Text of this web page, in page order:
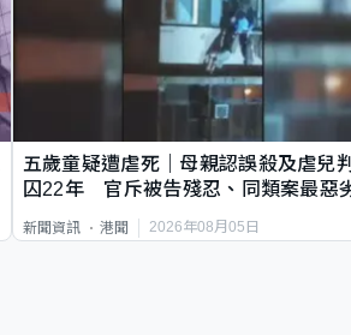
五歲童疑遭虐死｜母親認誤殺及虐兒
囚22年 官斥被告殘忍、同類案最惡
新聞資訊 港聞 2026年08月05日